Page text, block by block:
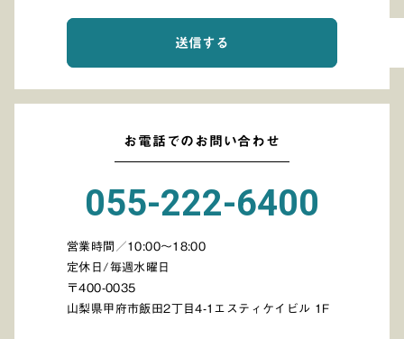
お電話でのお問い合わせ
055-222-6400
営業時間／10:00～18:00
定休日/毎週水曜日
〒400-0035
山梨県甲府市飯田2丁目4-1エスティケイビル 1F